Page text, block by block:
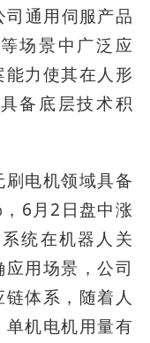
通用伺服产品
场景中广泛应
力使其在人形
备底层技术积
电机领域具备
6月2日盘中涨
统在机器人关
用场景，公司
体系，随着人
机电机用量有